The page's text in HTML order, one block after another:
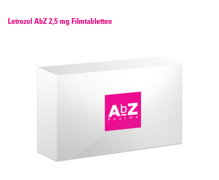
Letrozol AbZ 2,5 mg Filmtabletten